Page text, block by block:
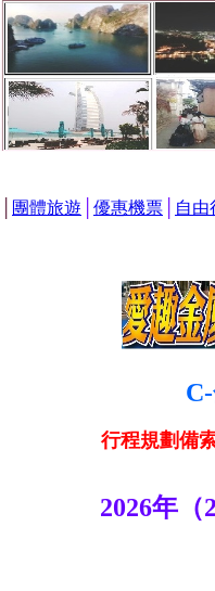
團體旅遊 優惠機票 自由
行程規劃備
2026年